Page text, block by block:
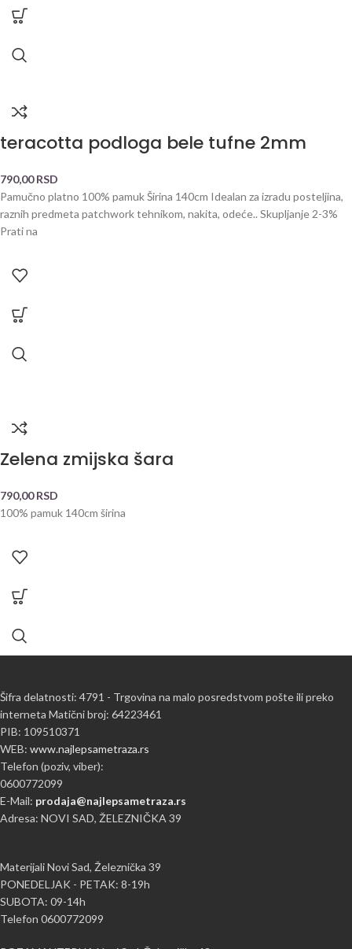
teracotta podloga bele tufne 2mm
790,00RSD
Pamučno platno 100% pamuk Širina 140cm Idealan za izradu posteljina,
raznih predmeta patchwork tehnikom, nakita, odeće.. Skupljanje 2-3%
Prati na
Zelena zmijska šara
790,00RSD
100% pamuk 140cm širina
Šifra delatnosti: 4791 - Trgovina na malo posredstvom pošte ili preko
interneta Matični broj: 64223461
PIB: 109510371
WEB: www.najlepsametraza.rs
Telefon (poziv, viber):
0600772099
E-Mail: prodaja@najlepsametraza.rs
Adresa: NOVI SAD, ŽELEZNIČKA 39
Materijali Novi Sad, Železnička 39
PONEDELJAK - PETAK: 8-19h
SUBOTA: 09-14h
Telefon 0600772099